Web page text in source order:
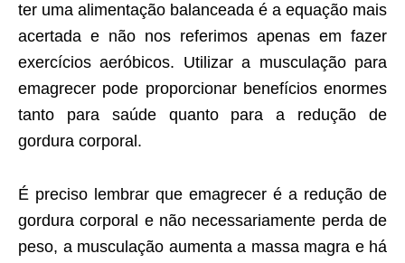
ter uma alimentação balanceada é a equação mais
acertada e não nos referimos apenas em fazer
exercícios aeróbicos. Utilizar a musculação para
emagrecer pode proporcionar benefícios enormes
tanto para saúde quanto para a redução de
gordura corporal.
É preciso lembrar que emagrecer é a redução de
gordura corporal e não necessariamente perda de
peso, a musculação aumenta a massa magra e há